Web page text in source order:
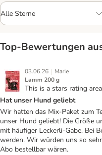
Top‑Bewertungen
03.06.26 | Marie
Lamm 200 g
This is a stars rating
Hat unser Hund geliebt
Wir hatten das Mix-Paket zum
unser Hund geliebt! Die Größe
mit häufiger Leckerli-Gabe. Bei
werden. Wir würden uns so
Abo bestellbar wären.